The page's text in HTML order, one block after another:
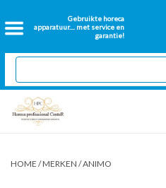
Gebruikte horeca
apparatuur.... met service en
garantie!
Home
2dehands Horeca
Nieuwe apparatuur
HOME /MERKEN /ANIMO